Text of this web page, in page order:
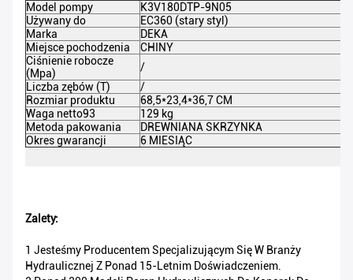
Model pompy
K3V180DTP-9N05
Używany do
EC360 (stary styl)
Marka
DEKA
Miejsce pochodzenia
CHINY
Ciśnienie robocze
(Mpa)
/
Liczba zębów (T)
/
Rozmiar produktu
68,5*23,4*36,7 CM
Waga netto93
129 kg
Metoda pakowania
DREWNIANA SKRZYNKA
Okres gwarancji
6 MIESIĄC
Zalety:
1 Jesteśmy Producentem Specjalizującym Się W Branży
Hydraulicznej Z Ponad 15-Letnim Doświadczeniem.